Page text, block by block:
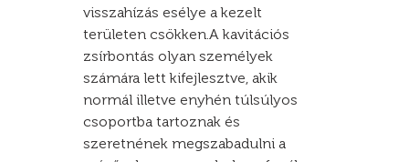
visszahízás esélye a kezelt
területen csökken.A kavitációs
zsírbontás olyan személyek
számára lett kifejlesztve, akik
normál illetve enyhén túlsúlyos
csoportba tartoznak és
szeretnének megszabadulni a